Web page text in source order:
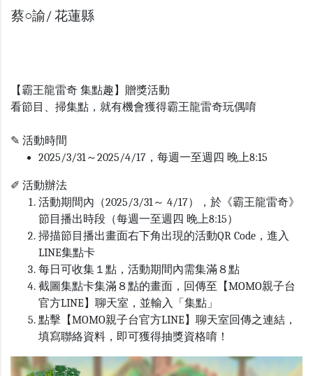
蔡○諭/ 花蓮縣
【霸王龍雷奇 集點趣】贈獎活動
看節目、掃集點，就有機會獲得霸王龍雷奇玩偶唷
✎ 活動時間
2025/3/31～2025/4/17，每週一至週四 晚上8:15
✐ 活動辦法
活動期間內（2025/3/31～ 4/17），於《霸王龍雷奇》
節目播出時段（每週一至週四 晚上8:15）
掃描節目播出畫面右下角出現的活動QR Code，進入
LINE集點卡
每日可收集１點，活動期間內需集滿８點
截圖集點卡集滿８點的畫面，回傳至【MOMO親子台
官方LINE】聊天室，並輸入「集點」
點擊【MOMO親子台官方LINE】聊天室回傳之連結，
填寫聯絡資料，即可獲得抽獎資格唷！